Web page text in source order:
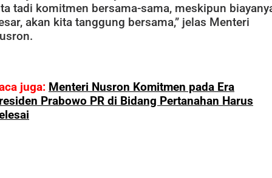
tadi komitmen bersama-sama, meskipun
akan kita tanggung bersama,” jelas Menteri
juga: Menteri Nusron Komitmen pada Era
Prabowo PR di Bidang Pertanahan Harus